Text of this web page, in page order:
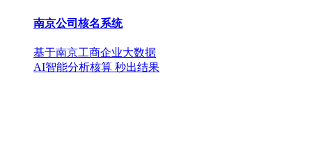
南京公司核名系统
基于南京工商企业大数据
AI智能分析核算 秒出结果